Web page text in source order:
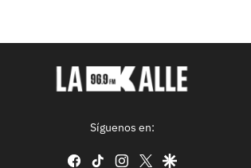
Síguenos en:
facebook
tiktok instagram
twittergoogle